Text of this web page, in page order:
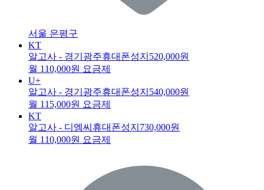
서울 은평구
KT
알고사 - 경기광주휴대폰성지 520,000원
월 110,000원 요금제
U+
알고사 - 경기광주휴대폰성지 540,000원
월 115,000원 요금제
KT
알고사 - 디엠씨휴대폰성지 730,000원
월 110,000원 요금제